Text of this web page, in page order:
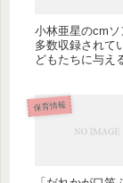
小林亜星のcm
多数収録されて
どもたちに与え
保育情報